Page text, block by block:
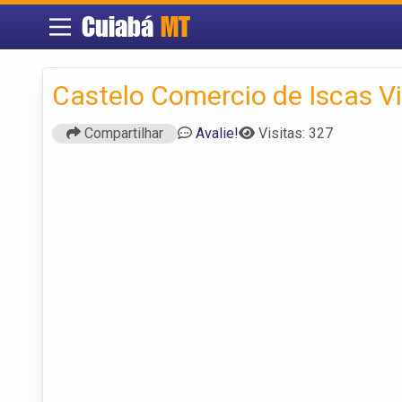
Cuiabá MT
Castelo Comercio de Iscas
Compartilhar Avalie! Visitas: 327